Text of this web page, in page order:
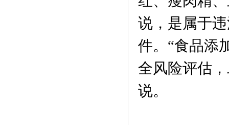
说，是属于
件。“食品添
全风险评估
说。